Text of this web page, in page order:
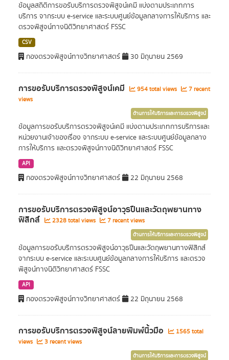
ข้อมูลสถิติการขอรับบริการตรวจพิสูจน์เคมี แบ่งตามประเภทการ
บริการ จากระบบ e-service และระบบศูนย์ข้อมูลกลางการให้บริการ และ
ตรวจพิสูจน์ทางนิติวิทยาศาสตร์ FSSC
CSV
กองตรวจพิสูจน์ทางวิทยาศาสตร์ 30 มิถุนายน 2569
การขอรับบริการตรวจพิสูจน์เคมี 954 total views
7 recent
views
ด้านการให้บริการและการตรวจพิสูจน์
ข้อมูลการขอรับบริการตรวจพิสูจน์เคมี แบ่งตามประเภทการบริการและ
หน่วยงานเจ้าของเรื่อง จากระบบ e-service และระบบศูนย์ข้อมูลกลาง
การให้บริการ และตรวจพิสูจน์ทางนิติวิทยาศาสตร์ FSSC
API
กองตรวจพิสูจน์ทางวิทยาศาสตร์ 22 มิถุนายน 2568
การขอรับบริการตรวจพิสูจน์อาวุธปืนและวัตถุพยานทาง
ฟิสิกส์ 2328 total views 7 recent views
ด้านการให้บริการและการตรวจพิสูจน์
ข้อมูลการขอรับบริการตรวจพิสูจน์อาวุธปืนและวัตถุพยานทางฟิสิกส์
จากระบบ e-service และระบบศูนย์ข้อมูลกลางการให้บริการ และตรวจ
พิสูจน์ทางนิติวิทยาศาสตร์ FSSC
API
กองตรวจพิสูจน์ทางวิทยาศาสตร์ 22 มิถุนายน 2568
การขอรับบริการตรวจพิสูจน์ลายพิมพ์นิ้วมือ
1565 total
views
3 recent views
ด้านการให้บริการและการตรวจพิสูจน์